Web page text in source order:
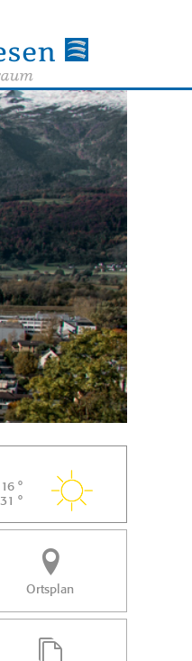
16 °
31 °
Ortsplan